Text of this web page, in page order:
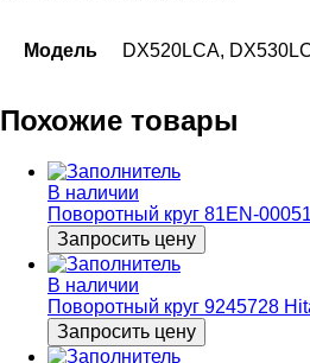
Модель DX520LCA,
Похожие товары
В наличии
Поворотный круг 81EN-
Запросить цену
В наличии
Поворотный круг 9245728
Запросить цену